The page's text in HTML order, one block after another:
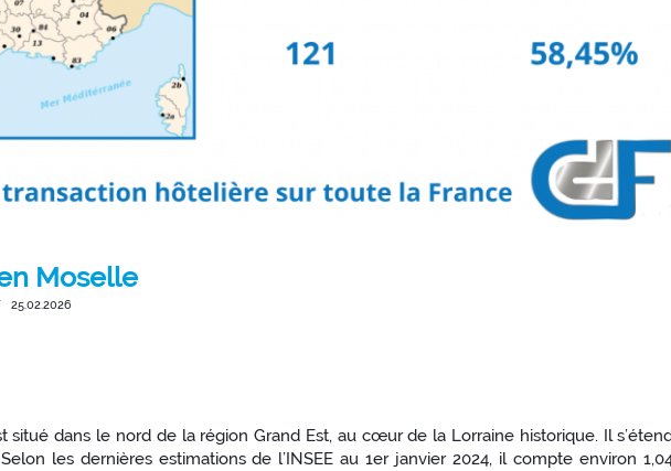
Moselle
25.02.2026
situé dans le nord de la région Grand Est, au cœur de la Lorraine historique. Il
les dernières estimations de l’INSEE au 1er janvier 2024, il compte environ